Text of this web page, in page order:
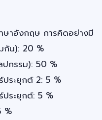
ษาอังกฤษ การคิดอย่างมี
กัน): 20 %
ปกรรม): 50 %
ระยุกต์ 2: 5 %
ระยุกต์: 5 %
%